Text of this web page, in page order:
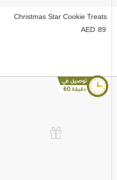
Christmas Star Cookie Treats
89